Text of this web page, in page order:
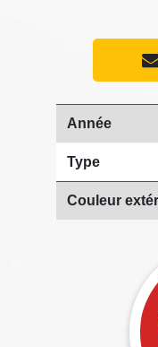
Année
Type
Couleur